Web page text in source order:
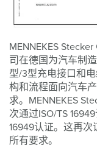
MENNEKES
司在德国为汽车制
型/3型充电接口和
构和流程面向汽车
求。MENNEKES
次通过ISO/TS
16949认证。这再
所有要求。